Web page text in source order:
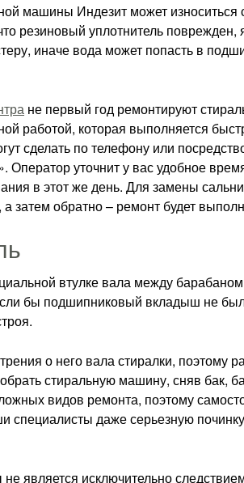
машины Индезит может износиться
резиновый уплотнитель поврежден,
иначе вода может попасть в
не первый год ремонтируют
работой, которая выполняется
сделать по телефону или
уточнит у вас удобное
в этот же день. Для замены
затем обратно – ремонт будет
втулке вала между
бы подшипниковый вкладыш не
о него вала стиралки, поэтому
стиральную машину, сняв бак,
видов ремонта, поэтому
специалисты даже серьезную
является исключительно